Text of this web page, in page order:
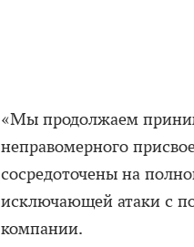
«Мы продолжаем
неправомерного
сосредоточены на
исключающей атаки с
компании.